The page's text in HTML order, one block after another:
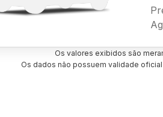
Os valores exibidos são
Os dados não possuem validade